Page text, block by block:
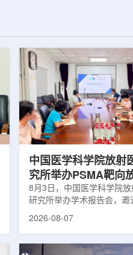
中国医学科学院放射
究所举办PSMA靶向
药物学术报告会
8月3日，中国医学科学院
研究所举办学术报告会，邀
温哥华不列颠哥伦比亚癌症
性药物开发》的学术报告
2026-08-07